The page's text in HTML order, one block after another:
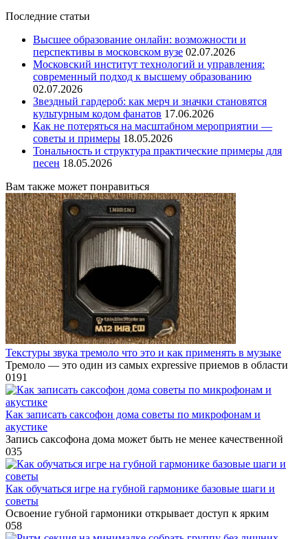
Последние статьи
Высшее образование онлайн: возможности и
перспективы в московском вузе 02.07.2026
Московский институт технологий и управления:
современный подход к высшему образованию
02.07.2026
Звездный гардероб: как мерч и значки становятся
культурным кодом фанатов 17.06.2026
Как не потеряться на масштабном мероприятии —
советы и примеры 18.05.2026
Тональность и структура практические примеры для
песен 18.05.2026
Вам также может понравиться
Текстуры звука тремоло что это и как применять в музыке
Тремоло — это один из самых expressive приемов в области
0191
Как записать саксофон дома советы по микрофонам и
акустике
Запись саксофона дома может быть не менее качественной
035
Как обучаться игре на губной гармонике базовые шаги и
советы
Освоение губной гармоники открывает доступ к ярким
058